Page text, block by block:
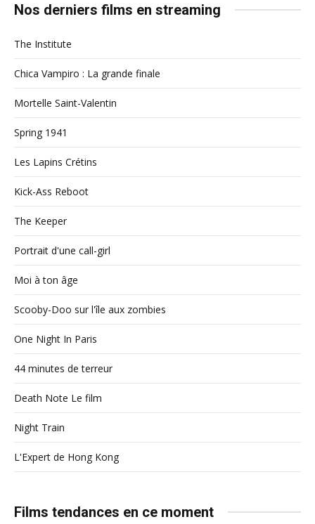
Nos derniers films en streaming
The Institute
Chica Vampiro : La grande finale
Mortelle Saint-Valentin
Spring 1941
Les Lapins Crétins
Kick-Ass Reboot
The Keeper
Portrait d'une call-girl
Moi à ton âge
Scooby-Doo sur l'île aux zombies
One Night In Paris
44 minutes de terreur
Death Note Le film
Night Train
L'Expert de Hong Kong
Films tendances en ce moment